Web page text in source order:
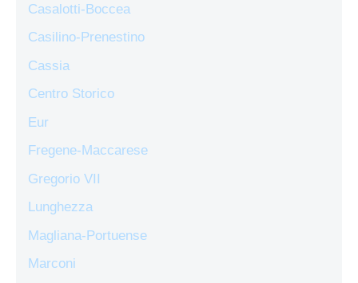
Casalotti-Boccea
Casilino-Prenestino
Cassia
Centro Storico
Eur
Fregene-Maccarese
Gregorio VII
Lunghezza
Magliana-Portuense
Marconi